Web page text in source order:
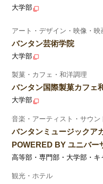
大学部
アート・デザイン・映像・映
バンタン芸術学院
大学部
製菓・カフェ・和洋調理
バンタン国際製菓カフェ
大学部
音楽・アーティスト・サウン
バンタンミュージックア
POWERED BY ユニバー
高等部・専門部・大学部・キ
観光・ホテル